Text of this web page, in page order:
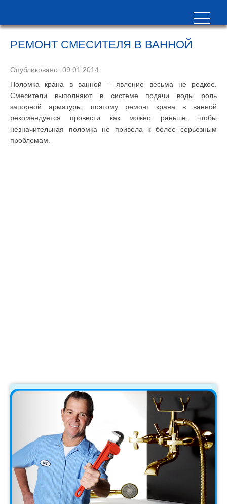
РЕМОНТ СМЕСИТЕЛЯ В ВАННОЙ
Опубликовано: 09.01.2014
Поломка крана в ванной – явление весьма не редкое.
Смесители выполняют в системе подачи воды роль
запорной арматуры, поэтому ремонт крана в ванной
рекомендуется провести как можно раньше, чтобы
незначительная поломка не привела к более серьезным
проблемам.